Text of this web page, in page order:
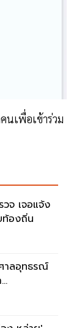
เพื่อเข้าร่วม
จ เจอแจ้ง
องถิ่น
าลอุทธรณ์